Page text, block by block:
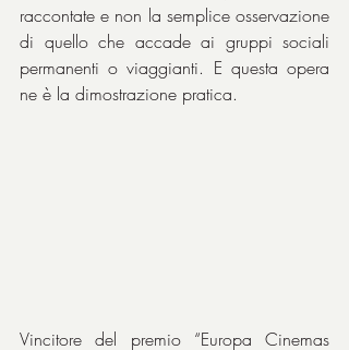
raccontate e non la semplice osservazione
di quello che accade ai gruppi sociali
permanenti o viaggianti. E questa opera
ne è la dimostrazione pratica.
Vincitore del premio “Europa Cinemas